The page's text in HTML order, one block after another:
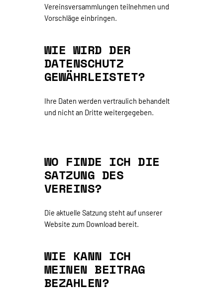
Vereinsversammlungen teilnehmen und
Vorschläge einbringen.
WIE WIRD DER
DATENSCHUTZ
GEWÄHRLEISTET?
Ihre Daten werden vertraulich behandelt
und nicht an Dritte weitergegeben.
WO FINDE ICH DIE
SATZUNG DES
VEREINS?
Die aktuelle Satzung steht auf unserer
Website zum Download bereit.
WIE KANN ICH
MEINEN BEITRAG
BEZAHLEN?